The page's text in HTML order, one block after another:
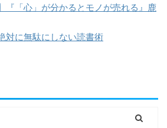
『「心」が分かるとモノが売れる』鹿
対に無駄にしない読書術